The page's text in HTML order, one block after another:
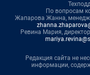
По вопросам
Жапарова Жанна,
Ревина Мария,
Редакция сайта не
информации,